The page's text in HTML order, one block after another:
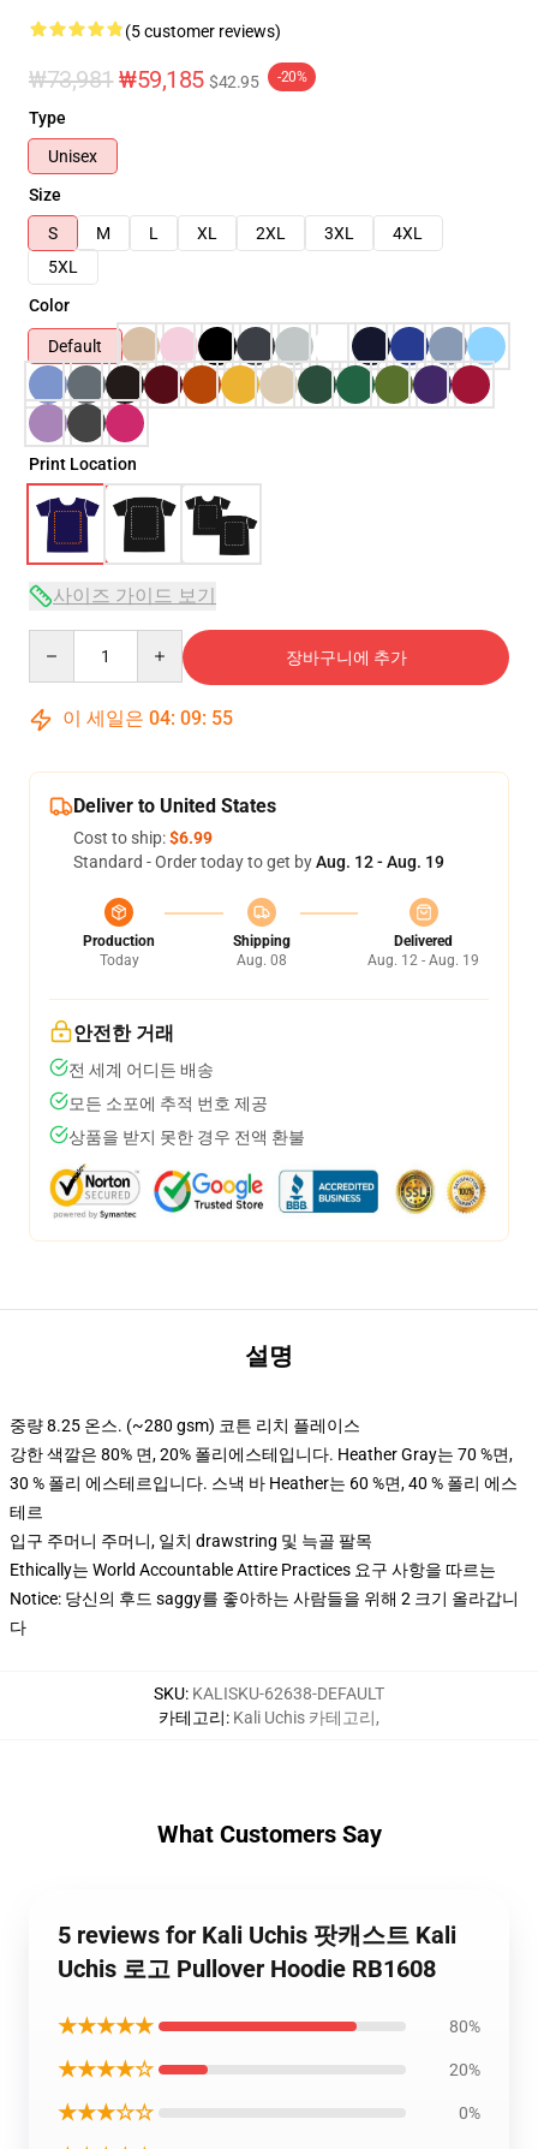
(5 customer reviews)
₩73,981 ₩59,185 $42.95 -20%
Type
Unisex
Size
S
M L XL 2XL 3XL
4XL
5XL
Color
Default
Print Location
사이즈 가이드 보기
장바구니에 추가
이 세일은 04: 09: 54
Deliver to United States
Cost to ship:$6.99
Standard - Order today to get byAug. 12 - Aug. 19
Production
Today
Shipping
Aug. 08
Delivered
Aug. 12 - Aug. 19
안전한 거래
전 세계 어디든 배송
모든 소포에 추적 번호 제공
상품을 받지 못한 경우 전액 환불
설명
중량 8.25 온스. (~280 gsm) 코튼 리치 플레이스
강한 색깔은 80% 면, 20% 폴리에스테입니다. Heather Gray는 70 %면,
30 % 폴리 에스테르입니다. 스낵 바 Heather는 60 %면, 40 % 폴리 에스
테르
입구 주머니 주머니, 일치 drawstring 및 늑골 팔목
Ethically는 World Accountable Attire Practices 요구 사항을 따르는
Notice: 당신의 후드 saggy를 좋아하는 사람들을 위해 2 크기 올라갑니
다
SKU: KALISKU-62638-DEFAULT
카테고리: Kali Uchis 카테고리,
What Customers Say
5 reviews for Kali Uchis 팟캐스트 Kali
Uchis 로고 Pullover Hoodie RB1608
★★★★★ 80%
★★★★☆ 20%
★★★☆☆ 0%